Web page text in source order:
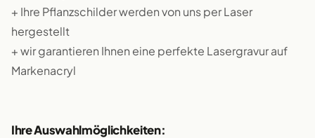
+ Ihre Pflanzschilder werden von uns per Laser
hergestellt
+ wir garantieren Ihnen eine perfekte Lasergravur auf
Markenacryl
Ihre Auswahlmöglichkeiten: